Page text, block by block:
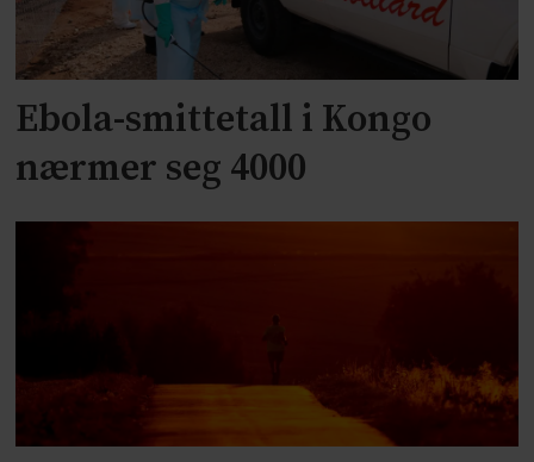
Ebola-smittetall i Kongo
nærmer seg 4000